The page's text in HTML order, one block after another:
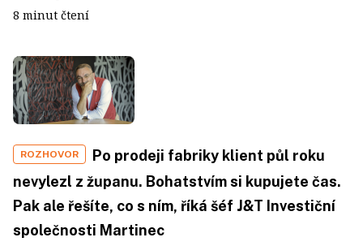
8 minut čtení
ROZHOVOR
Po prodeji fabriky klient půl roku
nevylezl z županu. Bohatstvím si kupujete čas.
Pak ale řešíte, co s ním, říká šéf J&T Investiční
společnosti Martinec